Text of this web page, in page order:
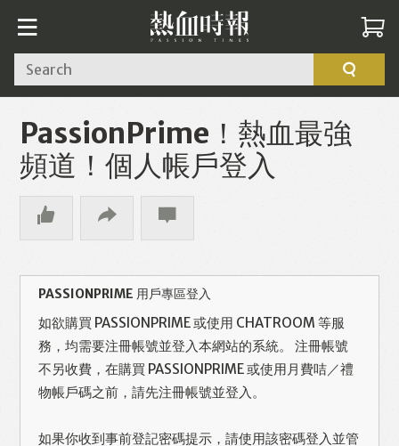
Search
PassionPrime！熱血最強
頻道！個人帳戶登入
PASSIONPRIME 用戶專區登入
如欲購買 PASSIONPRIME 或使用 CHATROOM 等服
務，均需要注冊帳號並登入本網站的系統。 注冊帳號
不另收費，在購買 PASSIONPRIME 或使用月費咭／禮
物帳戶碼之前，請先注冊帳號並登入。
如果你收到事前登記密碼提示，請使用該密碼登入並管